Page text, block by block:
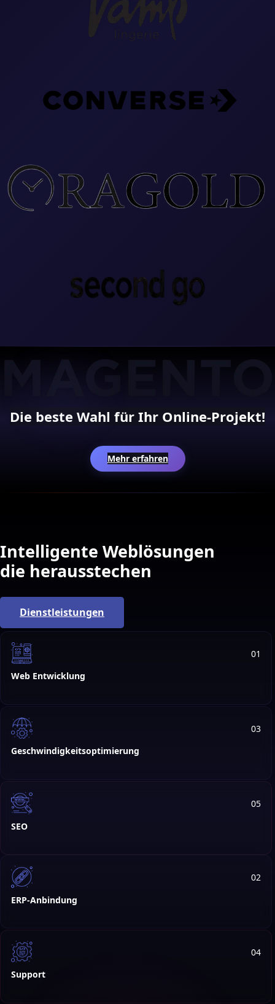
Die beste Wahl für Ihr Online-Projekt!
Mehr erfahren
Intelligente Weblösungen
die herausstechen
Dienstleistungen
Web Entwicklung
01
Geschwindigkeitsoptimierung
03
SEO
05
ERP-Anbindung
02
Support
04